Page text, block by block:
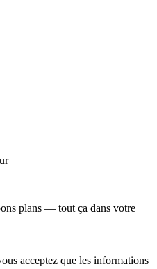
plans — tout ça dans votre
acceptez que les informations